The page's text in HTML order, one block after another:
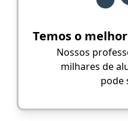
Temos o
Nossos
milhares de
pode